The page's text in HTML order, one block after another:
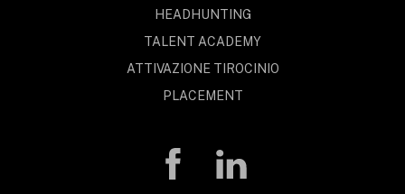
HEADHUNTING
TALENT ACADEMY
ATTIVAZIONE TIROCINIO
PLACEMENT